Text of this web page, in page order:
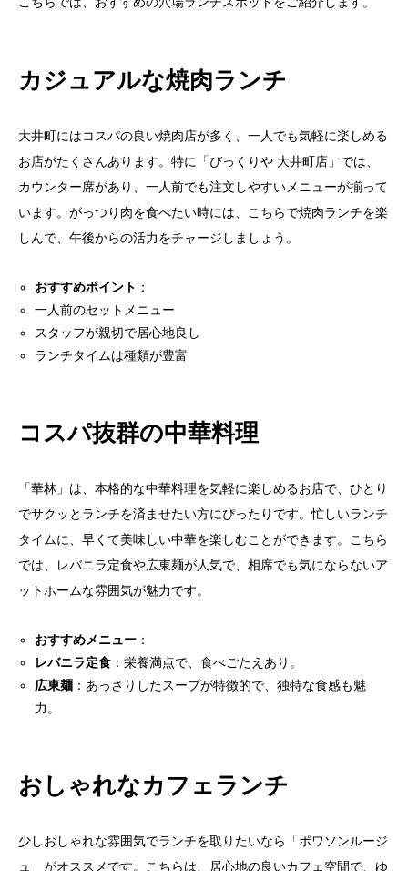
カジュアルな焼肉ランチ
大井町にはコスパの良い焼肉店が多く、一人でも気軽に楽しめる
お店がたくさんあります。特に「びっくりや 大井町店」では、
カウンター席があり、一人前でも注文しやすいメニューが揃って
います。がっつり肉を食べたい時には、こちらで焼肉ランチを楽
しんで、午後からの活力をチャージしましょう。
おすすめポイント ：
一人前のセットメニュー
スタッフが親切で居心地良し
ランチタイムは種類が豊富
コスパ抜群の中華料理
「華林」は、本格的な中華料理を気軽に楽しめるお店で、ひとり
でサクッとランチを済ませたい方にぴったりです。忙しいランチ
タイムに、早くて美味しい中華を楽しむことができます。こちら
では、レバニラ定食や広東麺が人気で、相席でも気にならないア
ットホームな雰囲気が魅力です。
おすすめメニュー ：
レバニラ定食 ：栄養満点で、食べごたえあり。
広東麺 ：あっさりしたスープが特徴的で、独特な食感も魅
力。
おしゃれなカフェランチ
少しおしゃれな雰囲気でランチを取りたいなら「ポワソンルージ
ュ」がオススメです。こちらは、居心地の良いカフェ空間で、ゆ